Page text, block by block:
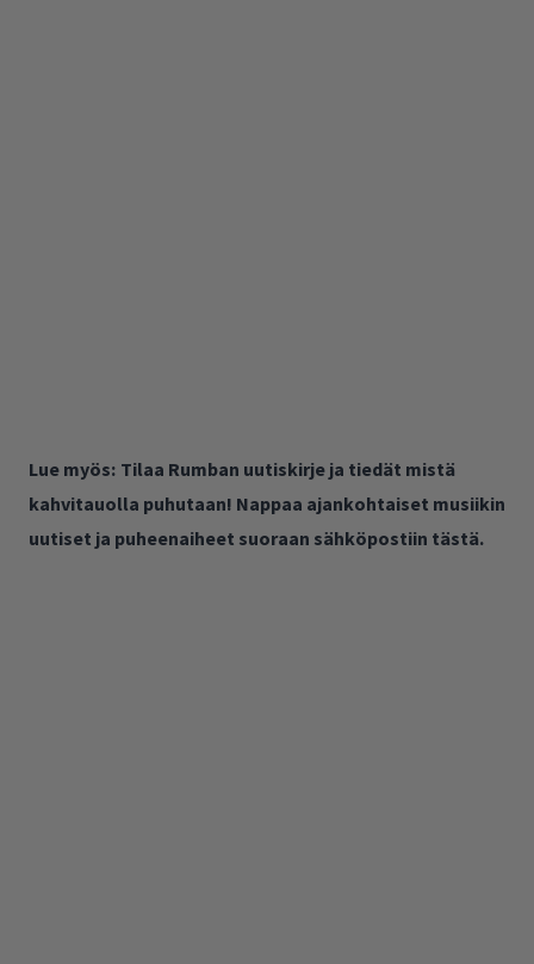
Lue myös: Tilaa Rumban uutiskirje ja tiedät mistä
kahvitauolla puhutaan! Nappaa ajankohtaiset musiikin
uutiset ja puheenaiheet suoraan sähköpostiin tästä.